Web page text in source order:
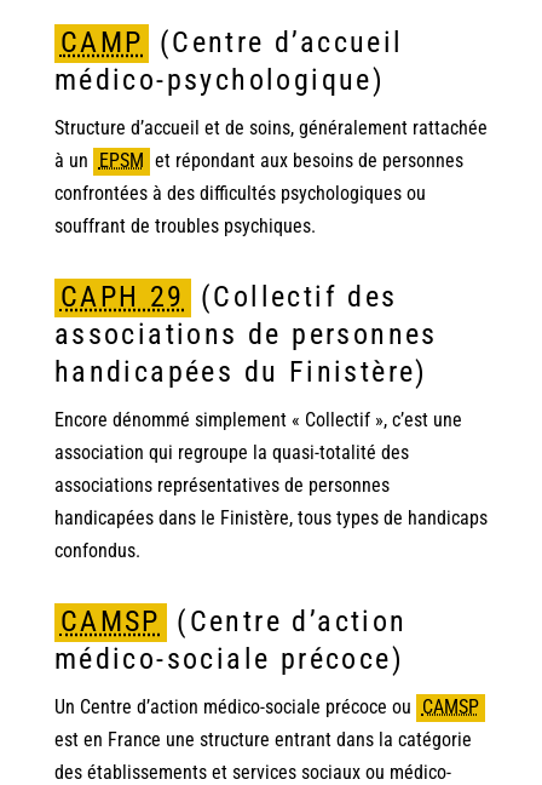
CAMP
(Centre d’accueil
médico-psychologique)
Structure d’accueil et de soins, généralement rattachée
à un EPSM et répondant aux besoins de personnes
confrontées à des difficultés psychologiques ou
souffrant de troubles psychiques.
CAPH 29
(Collectif des
associations de personnes
handicapées du Finistère)
Encore dénommé simplement « Collectif », c’est une
association qui regroupe la quasi-totalité des
associations représentatives de personnes
handicapées dans le Finistère, tous types de handicaps
confondus.
CAMSP
(Centre d’action
médico-sociale précoce)
Un Centre d’action médico-sociale précoce ou CAMSP
est en France une structure entrant dans la catégorie
des établissements et services sociaux ou médico-